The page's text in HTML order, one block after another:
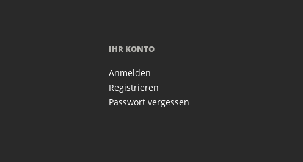
IHR KONTO
Anmelden
Registrieren
Passwort vergessen